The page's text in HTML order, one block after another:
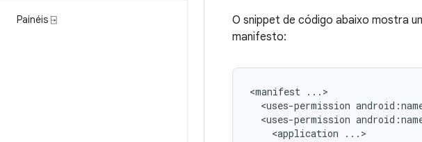
Painéis ⍈
O snippet de código abaixo mostra
manifesto:
<manifest
<uses-permission
<uses-permission
<application